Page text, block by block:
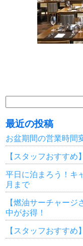
検
索:
最近の投稿
お盆期間の営業時間
【スタッフおすす
平日に泊まろう！
月まで
【燃油サーチャー
中がお得！
【スタッフおすす